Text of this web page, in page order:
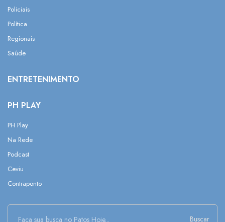
Policiais
Política
Regionais
Saúde
ENTRETENIMENTO
PH PLAY
PH Play
Na Rede
Podcast
Ceviu
Contraponto
Buscar